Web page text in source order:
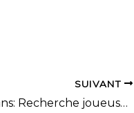
SUIVANT
IC Vétérans: Recherche joueuse-s V2 ou +